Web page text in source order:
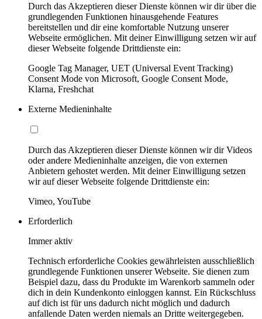
Durch das Akzeptieren dieser Dienste können wir dir über die
grundlegenden Funktionen hinausgehende Features
bereitstellen und dir eine komfortable Nutzung unserer
Webseite ermöglichen. Mit deiner Einwilligung setzen wir auf
dieser Webseite folgende Drittdienste ein:
Google Tag Manager, UET (Universal Event Tracking)
Consent Mode von Microsoft, Google Consent Mode,
Klarna, Freshchat
Externe Medieninhalte
Durch das Akzeptieren dieser Dienste können wir dir Videos
oder andere Medieninhalte anzeigen, die von externen
Anbietern gehostet werden. Mit deiner Einwilligung setzen
wir auf dieser Webseite folgende Drittdienste ein:
Vimeo, YouTube
Erforderlich
Immer aktiv
Technisch erforderliche Cookies gewährleisten ausschließlich
grundlegende Funktionen unserer Webseite. Sie dienen zum
Beispiel dazu, dass du Produkte im Warenkorb sammeln oder
dich in dein Kundenkonto einloggen kannst. Ein Rückschluss
auf dich ist für uns dadurch nicht möglich und dadurch
anfallende Daten werden niemals an Dritte weitergegeben.